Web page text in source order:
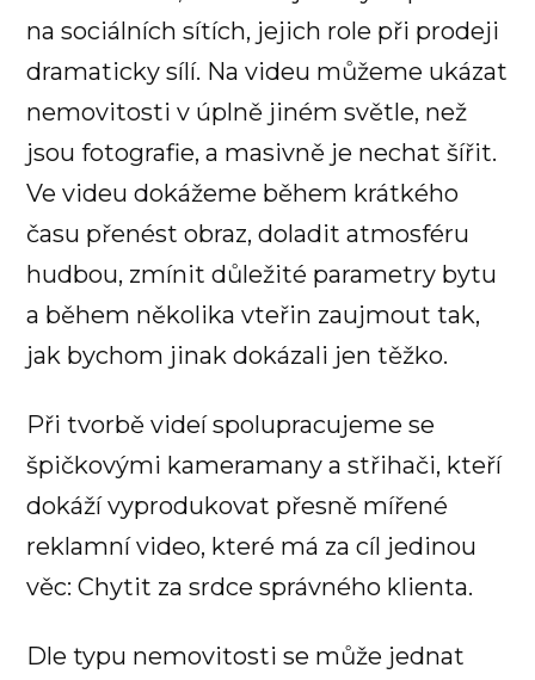
na sociálních sítích, jejich role při prodeji
dramaticky sílí. Na videu můžeme ukázat
nemovitosti v úplně jiném světle, než
jsou fotografie, a masivně je nechat šířit.
Ve videu dokážeme během krátkého
času přenést obraz, doladit atmosféru
hudbou, zmínit důležité parametry bytu
a během několika vteřin zaujmout tak,
jak bychom jinak dokázali jen těžko.
Při tvorbě videí spolupracujeme se
špičkovými kameramany a střihači, kteří
dokáží vyprodukovat přesně mířené
reklamní video, které má za cíl jedinou
věc: Chytit za srdce správného klienta.
Dle typu nemovitosti se může jednat